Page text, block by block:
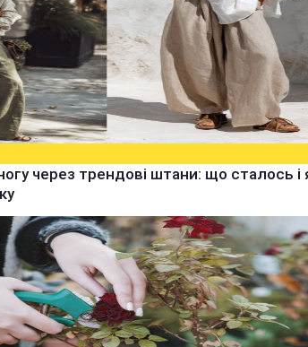
через трендові штани: що сталось і